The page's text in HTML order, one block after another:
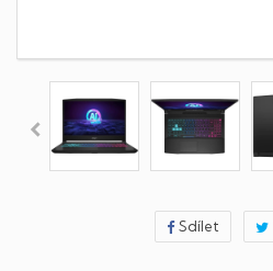
Sdílet